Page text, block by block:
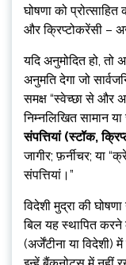
घोषणा को
और क्रिप्टोकरेंसी –
यदि अनुमोदित हो, तो
अनुमति देगा जो
समक्ष “स्वेच्छा से और
निम्नलिखित सामान या
संपत्तियां (स्टॉक,
जागीर; फ़र्नीचर; या
संपत्तियां।”
विदेशी मुद्रा की
बिल यह स्थापित करने
(अर्जेंटीना या विदेशी)